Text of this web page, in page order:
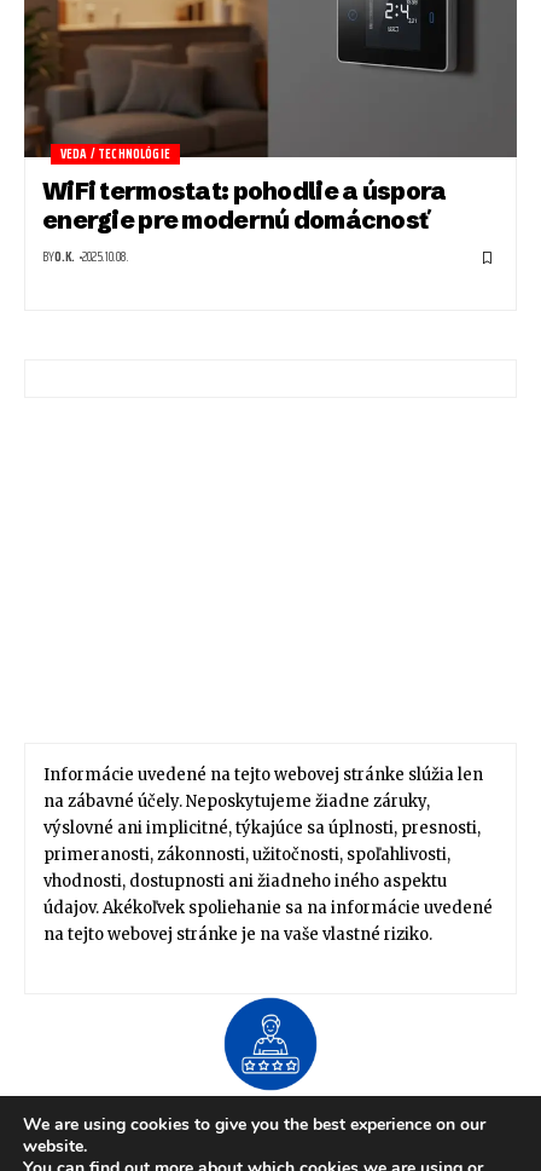
VEDA / TECHNOLÓGIE
WiFi termostat: pohodlie a úspora
energie pre modernú domácnosť
BYO.K. 2025.10.08.
Informácie uvedené na tejto webovej stránke slúžia len
na zábavné účely. Neposkytujeme žiadne záruky,
výslovné ani implicitné, týkajúce sa úplnosti, presnosti,
primeranosti, zákonnosti, užitočnosti, spoľahlivosti,
vhodnosti, dostupnosti ani žiadneho iného aspektu
údajov. Akékoľvek spoliehanie sa na informácie uvedené
na tejto webovej stránke je na vaše vlastné riziko.
About US
Zdravie / Životný štýl
Domov / Záhrada
Financie / Práca / Kariéra
Móda / Štýl Tipy / Návody
We are using cookies to give you the best experience on our
website.